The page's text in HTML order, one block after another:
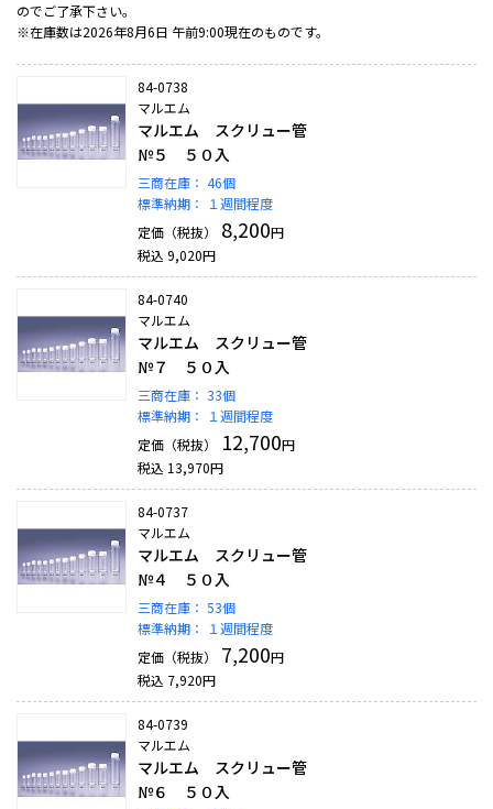
のでご了承下さい。
※在庫数は2026年8月6日 午前9:00現在のものです。
84-0738
マルエム
マルエム スクリュー管
№５ ５０入
三商在庫： 46個
標準納期：
１週間程度
定価（税抜）
8,200円
税込 9,020円
84-0740
マルエム
マルエム スクリュー管
№７ ５０入
三商在庫： 33個
標準納期：
１週間程度
定価（税抜）
12,700円
税込 13,970円
84-0737
マルエム
マルエム スクリュー管
№４ ５０入
三商在庫： 53個
標準納期：
１週間程度
定価（税抜）
7,200円
税込 7,920円
84-0739
マルエム
マルエム スクリュー管
№６ ５０入